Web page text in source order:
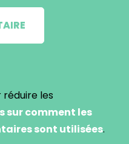
réduire les
sur comment les
sont utilisées.